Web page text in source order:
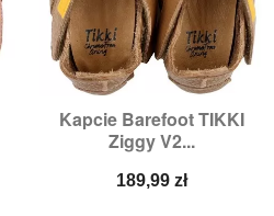
Kapcie Barefoot TIKKI
Ziggy V2...
Cena
189,99 zł